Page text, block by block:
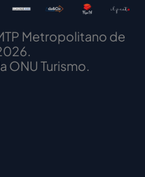
Metropolitano de
ONU Turismo.